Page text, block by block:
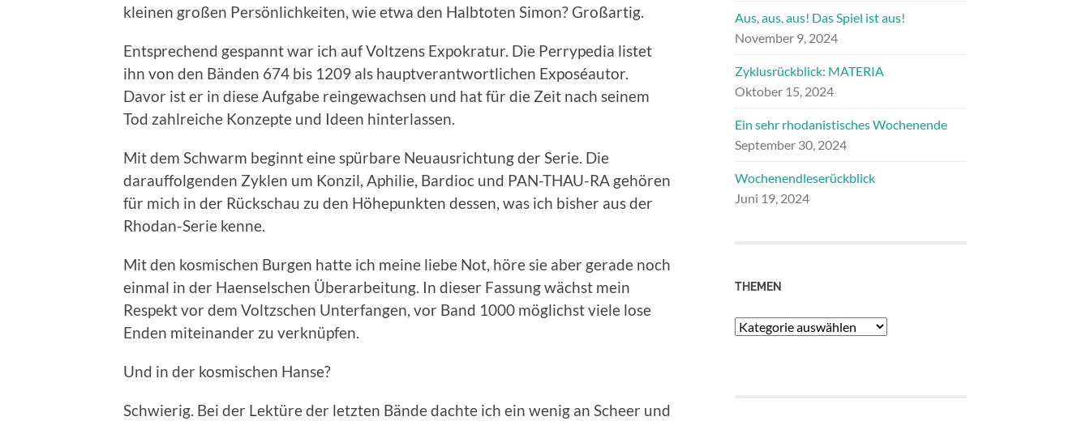
kleinen großen Persönlichkeiten, wie etwa den Halbtoten Simon? Großartig.
Entsprechend gespannt war ich auf Voltzens Expokratur. Die Perrypedia listet
ihn von den Bänden 674 bis 1209 als hauptverantwortlichen Exposéautor.
Davor ist er in diese Aufgabe reingewachsen und hat für die Zeit nach seinem
Tod zahlreiche Konzepte und Ideen hinterlassen.
Mit dem Schwarm beginnt eine spürbare Neuausrichtung der Serie. Die
darauffolgenden Zyklen um Konzil, Aphilie, Bardioc und PAN-THAU-RA gehören
für mich in der Rückschau zu den Höhepunkten dessen, was ich bisher aus der
Rhodan-Serie kenne.
Mit den kosmischen Burgen hatte ich meine liebe Not, höre sie aber gerade noch
einmal in der Haenselschen Überarbeitung. In dieser Fassung wächst mein
Respekt vor dem Voltzschen Unterfangen, vor Band 1000 möglichst viele lose
Enden miteinander zu verknüpfen.
Und in der kosmischen Hanse?
Schwierig. Bei der Lektüre der letzten Bände dachte ich ein wenig an Scheer und
Aus, aus, aus! Das Spiel ist aus!
November 9, 2024
Zyklusrückblick: MATERIA
Oktober 15, 2024
Ein sehr rhodanistisches Wochenende
September 30, 2024
Wochenendleserückblick
Juni 19, 2024
THEMEN
Themen